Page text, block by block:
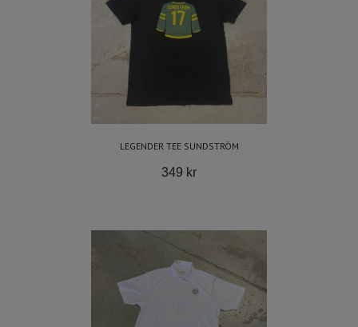
LEGENDER TEE SUNDSTRÖM
349 kr